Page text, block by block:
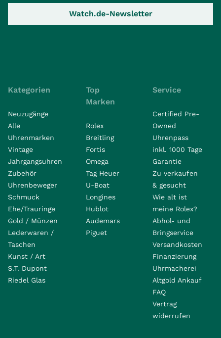
Watch.de-Newsletter
Kategorien
Neuzugänge
Alle
Uhrenmarken
Vintage
Jahrgangsuhren
Zubehör
Uhrenbeweger
Schmuck
Ehe/Trauringe
Gold / Münzen
Lederwaren /
Taschen
Kunst / Art
S.T. Dupont
Riedel Glas
Top
Marken
Rolex
Breitling
Fortis
Omega
Tag Heuer
U-Boat
Longines
Hublot
Audemars
Piguet
Service
Certified Pre-
Owned
Uhrenpass
inkl. 1000 Tage
Garantie
Zu verkaufen
& gesucht
Wie alt ist
meine Rolex?
Abhol- und
Bringservice
Versandkosten
Finanzierung
Uhrmacherei
Altgold Ankauf
FAQ
Vertrag
widerrufen